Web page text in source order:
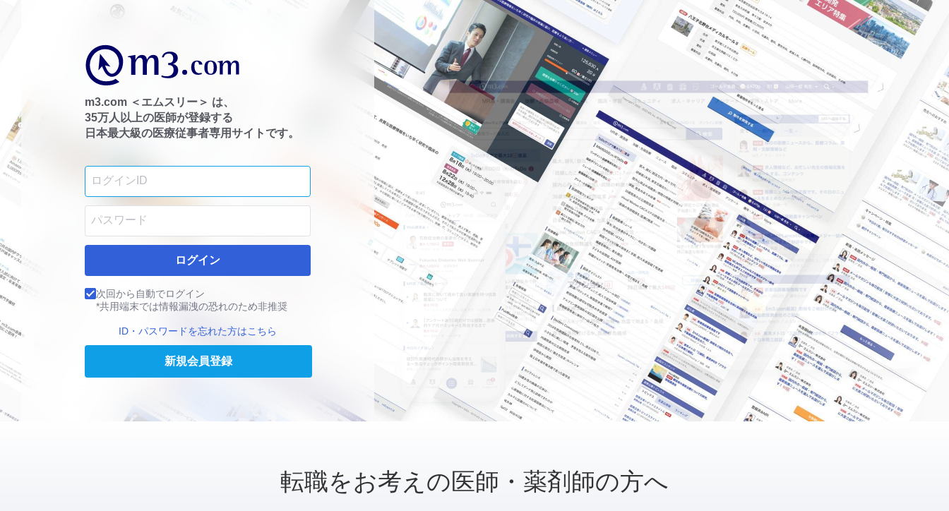
m3.com ＜エムスリー＞ は、
35万人以上の医師が登録する
日本最大級の医療従事者専用サイトです。
ログイン
次回から自動でログイン
*共用端末では情報漏洩の恐れのため非推奨
ID・パスワードを忘れた方はこちら
新規会員登録
転職をお考えの医師・薬剤師の方へ